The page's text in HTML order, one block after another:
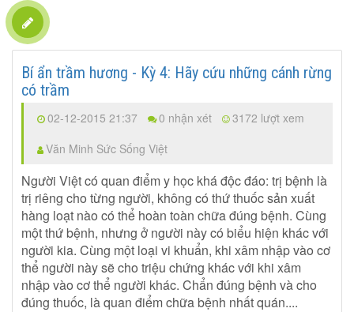
Bí ẩn trầm hương - Kỳ 4: Hãy cứu những cánh rừng
có trầm
02-12-2015 21:37 0 nhận xét
3172 lượt xem
Văn Minh Sức Sống Việt
Người Việt có quan điểm y học khá độc đáo: trị bệnh là
trị riêng cho từng người, không có thứ thuốc sản xuất
hàng loạt nào có thể hoàn toàn chữa đúng bệnh. Cùng
một thứ bệnh, nhưng ở người này có biểu hiện khác với
người kia. Cùng một loại vi khuẩn, khi xâm nhập vào cơ
thể người này sẽ cho triệu chứng khác với khi xâm
nhập vào cơ thể người khác. Chẩn đúng bệnh và cho
đúng thuốc, là quan điểm chữa bệnh nhất quán....